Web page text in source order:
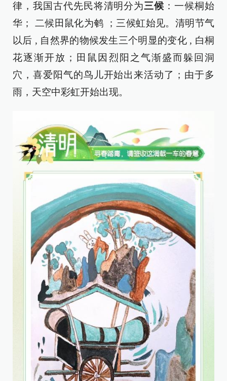
律，我国古代先民将清明分为三候 ：一候桐始
华； 二候田鼠化为鹌 ；三候虹始见。清明节气
以后 , 自然界的物候发生三个明显的变化 , 白桐
花逐渐开放；田鼠因烈阳之气渐盛而躲回洞
穴，喜爱阳气的鸟儿开始出来活动了；由于多
雨，天空中彩虹开始出现。